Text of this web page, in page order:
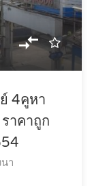
4คูหา
าคาถูก
า